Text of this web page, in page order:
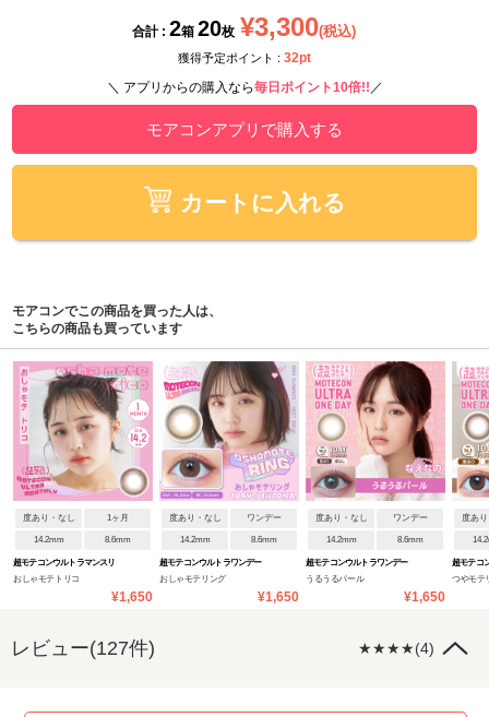
合計 : 2箱 20枚 ¥3,300(税込)
獲得予定ポイント : 32pt
＼ アプリからの購入なら毎日ポイント10倍!! ／
モアコンアプリで購入する
カートに入れる
モアコンでこの商品を買った人は、
こちらの商品も買っています
度あり・なし 1ヶ月
14.2mm 8.6mm
超モテコンウルトラマンスリ
おしゃモテトリコ
¥1,650
度あり・なし ワンデー
14.2mm 8.6mm
超モテコンウルトラワンデー
おしゃモテリング
¥1,650
度あり・なし ワンデー
14.2mm 8.6mm
超モテコンウルトラワンデー
うるうるパール
¥1,650
度あ
超モテコ
つやモテ
レビュー(127件) ★★★★(4)